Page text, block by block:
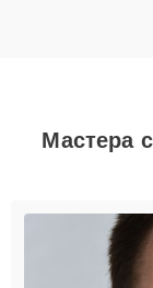
Мастера